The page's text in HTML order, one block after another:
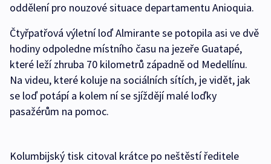
oddělení pro nouzové situace departamentu Anioquia.
Čtyřpatřová výletní loď Almirante se potopila asi ve dvě
hodiny odpoledne místního času na jezeře Guatapé,
které leží zhruba 70 kilometrů západně od Medellínu.
Na videu, které koluje na sociálních sítích, je vidět, jak
se loď potápí a kolem ní se sjíždějí malé loďky
pasažérům na pomoc.
Kolumbijský tisk citoval krátce po neštěstí ředitele